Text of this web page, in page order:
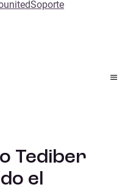
Soporte
el primer
Tediber
el